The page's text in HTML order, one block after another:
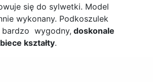
się do sylwetki. Model
wykonany. Podkoszulek
bardzo wygodny, doskonale
kształty.